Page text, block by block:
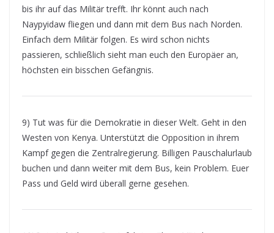
bis ihr auf das Militär trefft. Ihr könnt auch nach
Naypyidaw fliegen und dann mit dem Bus nach Norden.
Einfach dem Militär folgen. Es wird schon nichts
passieren, schließlich sieht man euch den Europäer an,
höchsten ein bisschen Gefängnis.
9) Tut was für die Demokratie in dieser Welt. Geht in den
Westen von Kenya. Unterstützt die Opposition in ihrem
Kampf gegen die Zentralregierung. Billigen Pauschalurlaub
buchen und dann weiter mit dem Bus, kein Problem. Euer
Pass und Geld wird überall gerne gesehen.